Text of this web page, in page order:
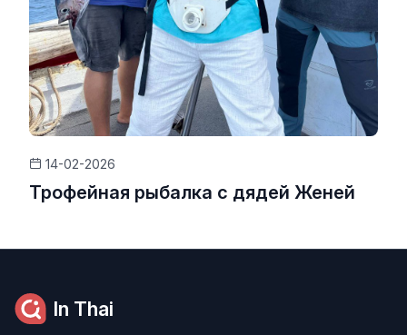
14-02-2026
Трофейная рыбалка с дядей Женей
In Thai